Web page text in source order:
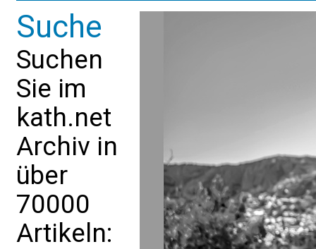
Suche
Suchen
Sie im
kath.net
Archiv in
über
70000
Artikeln: